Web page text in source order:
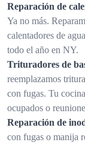
Reparación de
Ya no más.
calentadores de
todo el año en NY.
Trituradores de
reemplazamos
con fugas. Tu
ocupados o
Reparación de
con fugas o manija